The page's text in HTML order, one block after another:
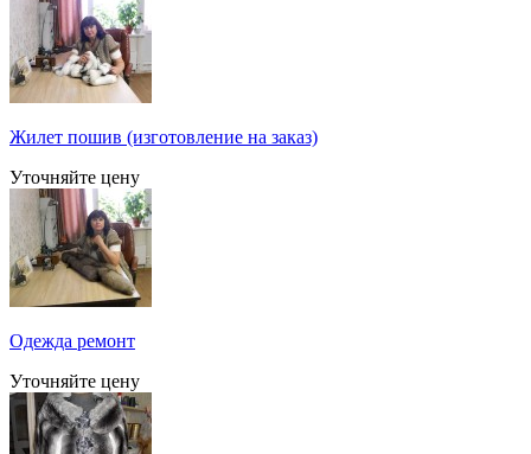
Жилет пошив (изготовление на заказ)
Уточняйте цену
Одежда ремонт
Уточняйте цену